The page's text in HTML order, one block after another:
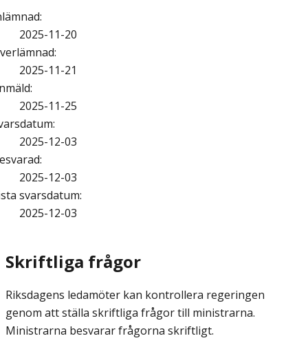
:
2025-11-20
:
2025-11-21
:
2025-11-25
:
2025-12-03
:
2025-12-03
svarsdatum:
2025-12-03
Skriftliga frågor
Riksdagens ledamöter kan kontrollera regeringen
genom att ställa skriftliga frågor till ministrarna.
Ministrarna besvarar frågorna skriftligt.